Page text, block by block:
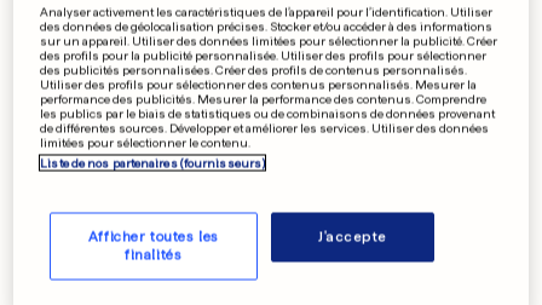
DÉCOUVERTE SCIENTIFIQUE
Voici les plus vieilles traces
de vie de l'histoire
0 0
PUBLICITÉ
Analyser activement les caractéristiques de l’appareil pour l’identification. Utiliser
des données de géolocalisation précises. Stocker et/ou accéder à des informations
sur un appareil. Utiliser des données limitées pour sélectionner la publicité. Créer
des profils pour la publicité personnalisée. Utiliser des profils pour sélectionner
des publicités personnalisées. Créer des profils de contenus personnalisés.
Utiliser des profils pour sélectionner des contenus personnalisés. Mesurer la
performance des publicités. Mesurer la performance des contenus. Comprendre
les publics par le biais de statistiques ou de combinaisons de données provenant
de différentes sources. Développer et améliorer les services. Utiliser des données
limitées pour sélectionner le contenu.
Liste de nos partenaires (fournisseurs)
Afficher toutes les
finalités
J'accepte